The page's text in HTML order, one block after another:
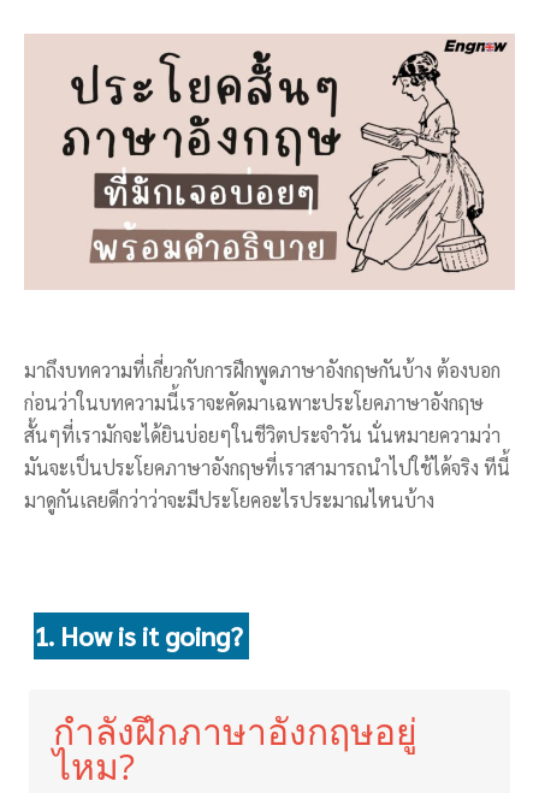
มาถึงบทความที่เกี่ยวกับการฝึกพูดภาษาอังกฤษกันบ้าง ต้องบอก
ก่อนว่าในบทความนี้เราจะคัดมาเฉพาะประโยคภาษาอังกฤษ
สั้นๆที่เรามักจะได้ยินบ่อยๆในชีวิตประจำวัน นั่นหมายความว่า
มันจะเป็นประโยคภาษาอังกฤษที่เราสามารถนำไปใช้ได้จริง ทีนี้
มาดูกันเลยดีกว่าว่าจะมีประโยคอะไรประมาณไหนบ้าง
1. How is it going?
กำลังฝึกภาษาอังกฤษอยู่
ไหม?